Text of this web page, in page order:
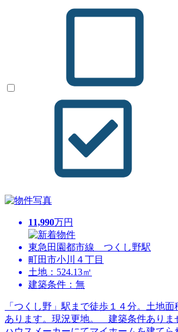
11,990万円
東急田園都市線 つくし野駅
町田市小川４丁目
土地：524.13㎡
建築条件：無
「つくし野」駅まで徒歩１４分。土地
あります。現況更地。 建築条件ありま